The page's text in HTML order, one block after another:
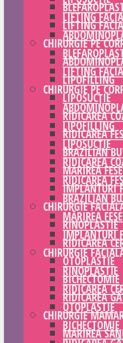
LIFTING
CHIRURGIE PE
LIPOFILLING
LIPOSUCȚIE
RIDICAREA
RIDICAREA
BRAZILIAN
MĂRIREA
IMPLANTURI
CHIRURGIE
RINOPLASTIE
RIDICAREA
OTOPLASTIE
BICHECTOMIE
RIDICAREA
CHIRURGIE
MĂRIREA
LIFTING
LIFTING
CHIRURGIE PE
LIPOFILLING
LIPOSUCȚIE
RIDICAREA
RIDICAREA
BRAZILIAN
MĂRIREA
IMPLANTURI
CHIRURGIE
RINOPLASTIE
RIDICAREA
OTOPLASTIE
BICHECTOMIE